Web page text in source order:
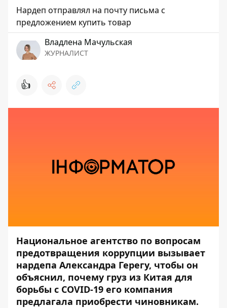
Нардеп отправлял на почту письма с
предложением купить товар
Владлена Мачульская
ЖУРНАЛИСТ
👍
Национальное агентство по вопросам
предотвращения коррупции вызывает
нардепа Александра Герегу, чтобы он
объяснил, почему груз из Китая для
борьбы с COVID-19 его компания
предлагала приобрести чиновникам.